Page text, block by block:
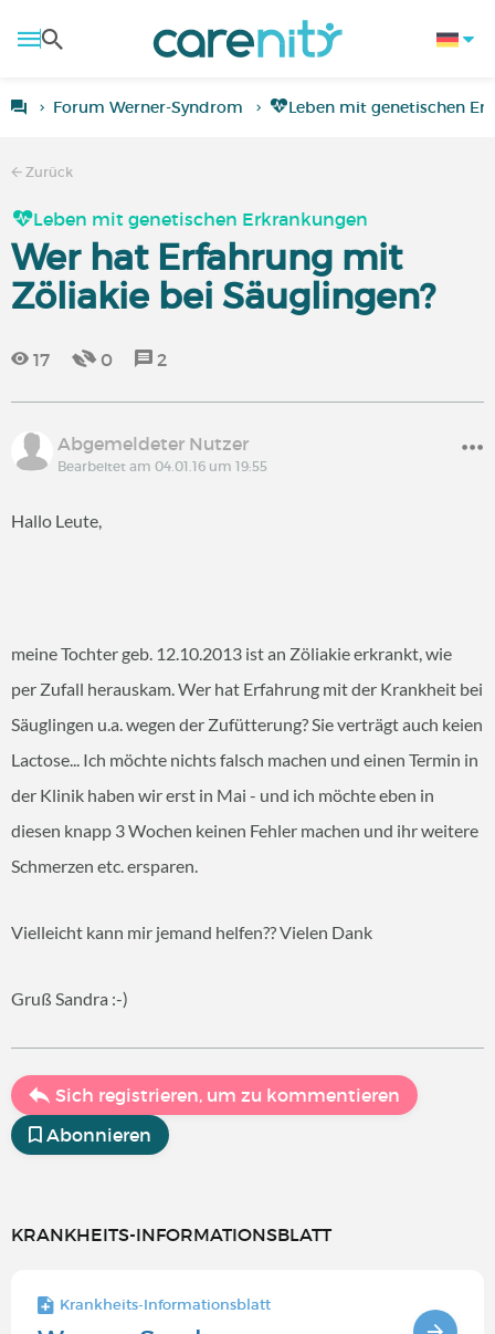
Forum Werner-Syndrom Leben mit genetischen
Zurück
Leben mit genetischen Erkrankungen
Wer hat Erfahrung mit
Zöliakie bei Säuglingen?
17 0 2
Abgemeldeter Nutzer
Bearbeitet am 04.01.16 um 19:55
Hallo Leute,
meine Tochter geb. 12.10.2013 ist an Zöliakie erkrankt, wie
per Zufall herauskam. Wer hat Erfahrung mit der Krankheit bei
Säuglingen u.a. wegen der Zufütterung? Sie verträgt auch keien
Lactose... Ich möchte nichts falsch machen und einen Termin in
der Klinik haben wir erst in Mai - und ich möchte eben in
diesen knapp 3 Wochen keinen Fehler machen und ihr weitere
Schmerzen etc. ersparen.
Vielleicht kann mir jemand helfen?? Vielen Dank
Gruß Sandra :-)
Sich registrieren, um zu kommentieren
Abonnieren
KRANKHEITS-INFORMATIONSBLATT
Krankheits-Informationsblatt